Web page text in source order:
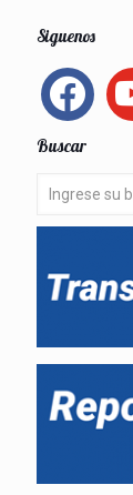
Siguenos
facebook
Buscar